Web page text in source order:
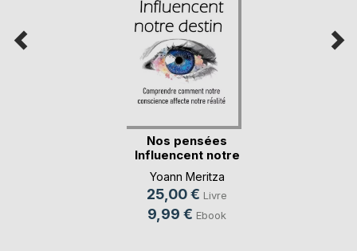
Nos pensées
Influencent notre
destin
Yoann Meritza
25,00 € Livre
9,99 € Ebook